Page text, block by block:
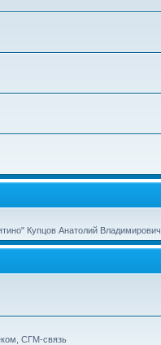
Купцов Анатолий Владимирович
СГМ-связь